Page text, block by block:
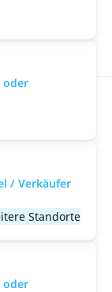
oder
/ Verkäufer
Standorte
oder